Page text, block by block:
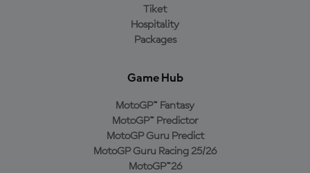
Tiket
Hospitality
Packages
Game Hub
MotoGP™ Fantasy
MotoGP™ Predictor
MotoGP Guru Predict
MotoGP Guru Racing 25/26
MotoGP™26